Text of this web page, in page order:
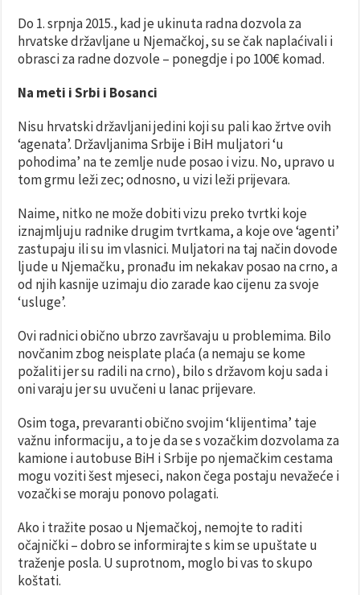
Do 1. srpnja 2015., kad je ukinuta radna dozvola za
hrvatske državljane u Njemačkoj, su se čak naplaćivali i
obrasci za radne dozvole – ponegdje i po 100€ komad.
Na meti i Srbi i Bosanci
Nisu hrvatski državljani jedini koji su pali kao žrtve ovih
‘agenata’. Državljanima Srbije i BiH muljatori ‘u
pohodima’ na te zemlje nude posao i vizu. No, upravo u
tom grmu leži zec; odnosno, u vizi leži prijevara.
Naime, nitko ne može dobiti vizu preko tvrtki koje
iznajmljuju radnike drugim tvrtkama, a koje ove ‘agenti’
zastupaju ili su im vlasnici. Muljatori na taj način dovode
ljude u Njemačku, pronađu im nekakav posao na crno, a
od njih kasnije uzimaju dio zarade kao cijenu za svoje
‘usluge’.
Ovi radnici obično ubrzo završavaju u problemima. Bilo
novčanim zbog neisplate plaća (a nemaju se kome
požaliti jer su radili na crno), bilo s državom koju sada i
oni varaju jer su uvučeni u lanac prijevare.
Osim toga, prevaranti obično svojim ‘klijentima’ taje
važnu informaciju, a to je da se s vozačkim dozvolama za
kamione i autobuse BiH i Srbije po njemačkim cestama
mogu voziti šest mjeseci, nakon čega postaju nevažeće i
vozački se moraju ponovo polagati.
Ako i tražite posao u Njemačkoj, nemojte to raditi
očajnički – dobro se informirajte s kim se upuštate u
traženje posla. U suprotnom, moglo bi vas to skupo
koštati.